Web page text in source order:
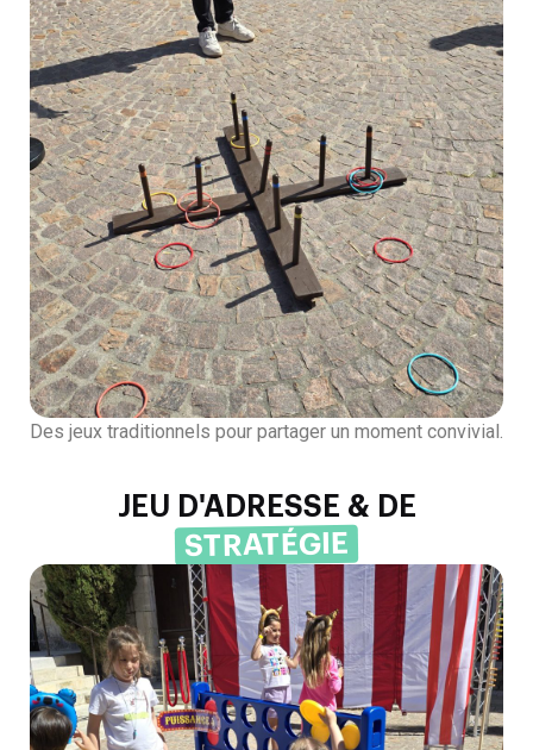
Des jeux traditionnels pour partager un moment convivial.
JEU D'ADRESSE & DE
STRATÉGIE